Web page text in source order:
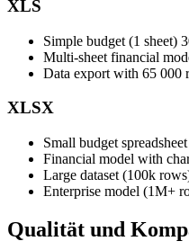
XLS
Simple budget (1 sheet)
Multi-sheet financial
Data export with 65 000
XLSX
Small budget spreadsheet
Financial model with
Large dataset (100k
Enterprise model (1M+
Qualität und